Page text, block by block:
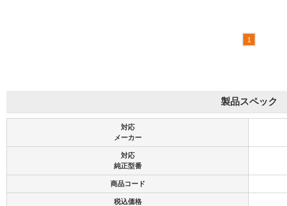
製品スペック
対応
メーカー
対応
純正型番
商品コード
税込価格